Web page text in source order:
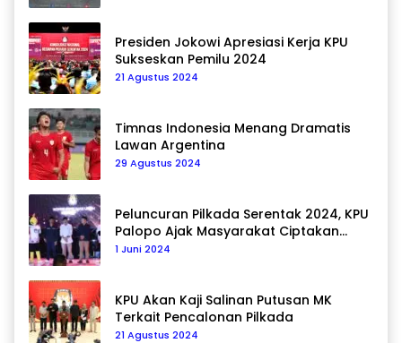
Presiden Jokowi Apresiasi Kerja KPU
Sukseskan Pemilu 2024
21 Agustus 2024
Timnas Indonesia Menang Dramatis
Lawan Argentina
29 Agustus 2024
Peluncuran Pilkada Serentak 2024, KPU
Palopo Ajak Masyarakat Ciptakan
Pilkada Damai
1 Juni 2024
KPU Akan Kaji Salinan Putusan MK
Terkait Pencalonan Pilkada
21 Agustus 2024